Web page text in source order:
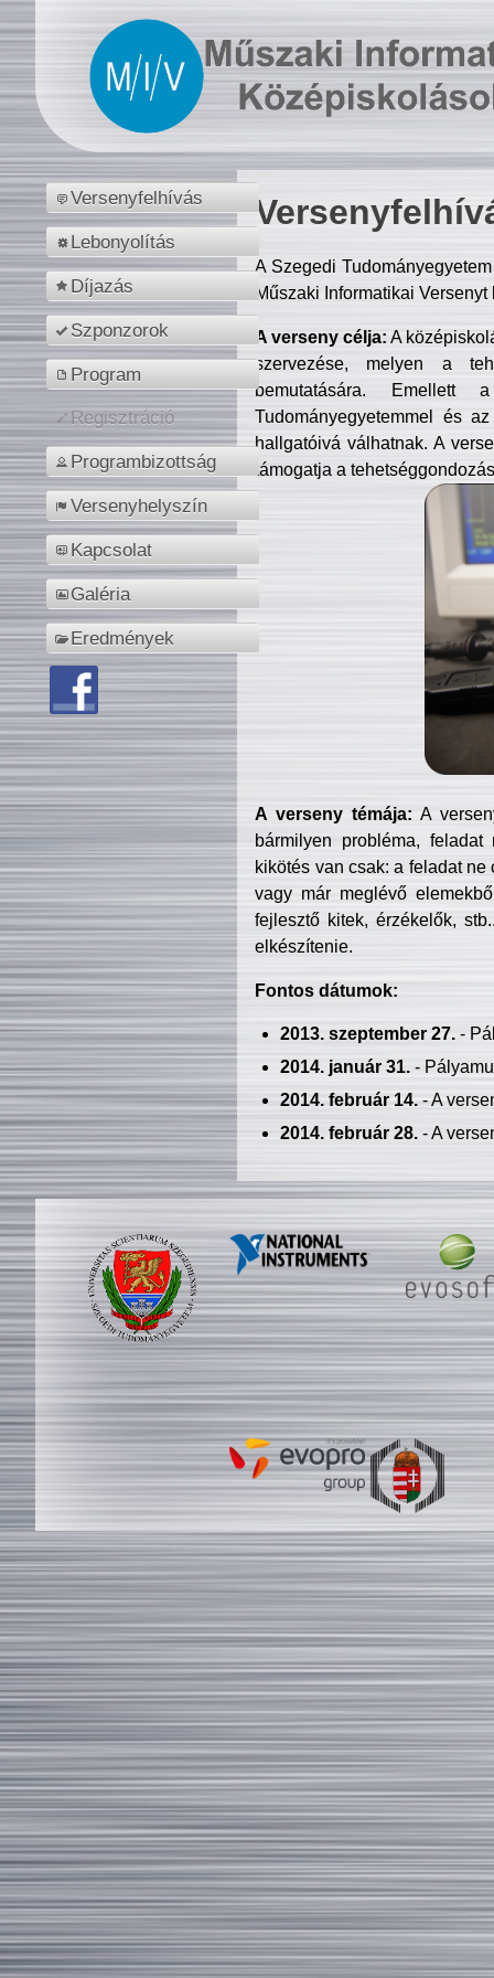
Versenyfelhívás
Lebonyolítás
Díjazás
Szponzorok
Program
Regisztráció
Programbizottság
Versenyhelyszín
Kapcsolat
Galéria
Eredmények
A Szegedi
Műszaki Informatikai
A verseny célja: A
szervezése, melyen a
bemutatására. Emellett
Tudományegyetemmel és
hallgatóivá válhatnak. A
támogatja a
A verseny témája: A
bármilyen probléma, feladat
kikötés van csak: a feladat
vagy már meglévő
fejlesztő kitek, érzékelők,
elkészítenie.
Fontos dátumok:
2013. szeptember 27.-
2014. január 31.-
2014. február 14.- A
2014. február 28.- A